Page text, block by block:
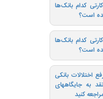
کدام بانک‌ها
است؟
کدام بانک‌ها
است؟
اختلالات بانکی
به جایگاههای
کنید